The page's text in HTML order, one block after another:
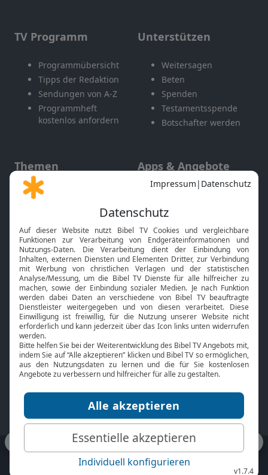
TV Programm
Programmübersicht
Tipps der Redaktion
Sendungen von A-Z
Programmheft
kostenlos anfordern
Unterstützen
Weitersagen
Beten
Spenden
Testamentsspende
Botschafter werden
Themen
Gott und Bibel erklärt
Neuigkeiten
Apps & Angebote
Mobile App
Smart TV
HbbTV
Bibelthek Online-Bibel
Nächster Gottesdienst
Bibel TV
Über uns
Jobs
Mediadaten
Service
Kontakt
TV-Empfang
bibeltv.de: Impressum
Datenschutz
Nutzungsbedingungen
Fakten Bibel TV App